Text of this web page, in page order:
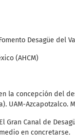
Desagüe del
(AHCM)
la concepción del
UAM-Azcapotzalco.
Gran Canal de
en concretarse.